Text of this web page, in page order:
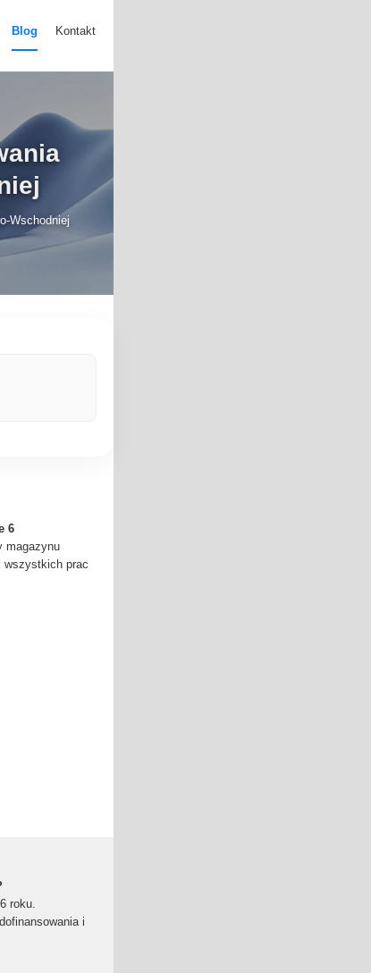
Blog Kontakt
Wschodniej
6
magazynu
wszystkich prac
roku.
i